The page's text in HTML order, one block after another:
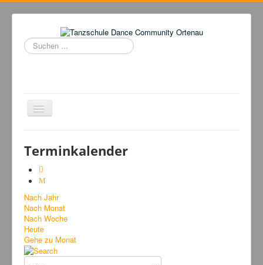
Suchen
...
Navigation
an/aus
Tanzschule
Kursangebot
Events
Fuegolatino
Bilder
News
Terminkalender
Nach Jahr
Nach Monat
Nach Woche
Heute
Gehe zu Monat